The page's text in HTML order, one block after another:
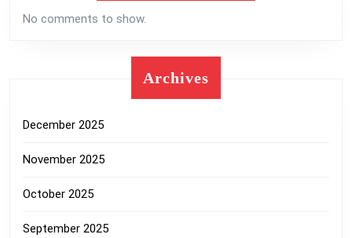
No comments to show.
Archives
December 2025
November 2025
October 2025
September 2025